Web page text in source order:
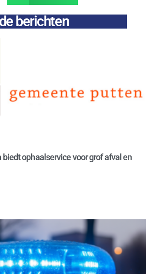
berichten
ophaalservice voor grof afval en